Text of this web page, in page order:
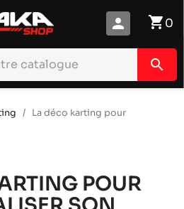
shopping_cart0
person
search
La déco karting pour
POUR